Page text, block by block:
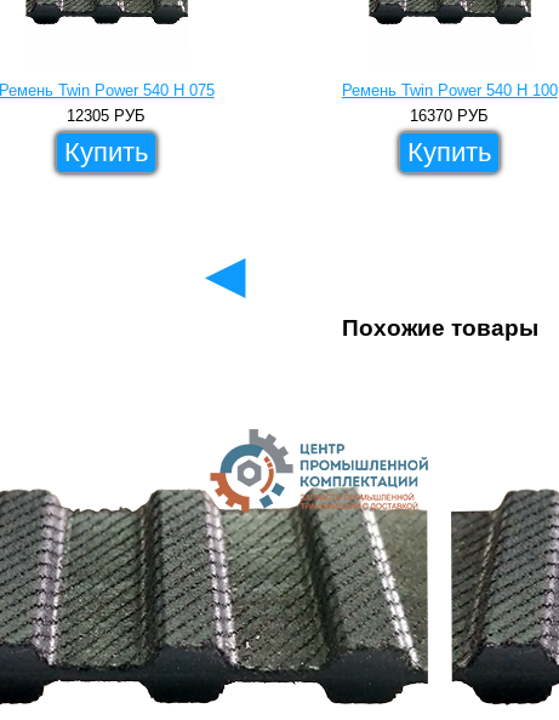
Ремень Twin Power 540 H 075
12305 РУБ
Купить
Ремень Twin Power 540 H 100
16370 РУБ
Купить
◄
Похожие товары